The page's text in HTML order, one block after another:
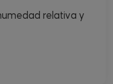
relativa y